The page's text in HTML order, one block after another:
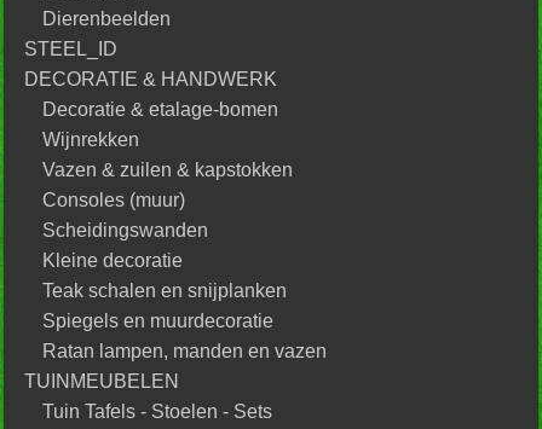
Dierenbeelden
STEEL_ID
DECORATIE & HANDWERK
Decoratie & etalage-bomen
Wijnrekken
Vazen & zuilen & kapstokken
Consoles (muur)
Scheidingswanden
Kleine decoratie
Teak schalen en snijplanken
Spiegels en muurdecoratie
Ratan lampen, manden en vazen
TUINMEUBELEN
Tuin Tafels - Stoelen - Sets